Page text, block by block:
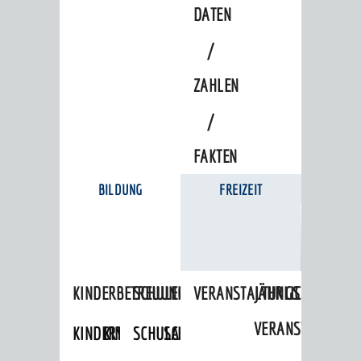
DATEN
/
ZAHLEN
/
FAKTEN
BILDUNG
KINDERBETREUUNG
KINDERTAGESPFLEGE
KINDERKRIPPEN
SCHULEN
SCHULARTEN
SCHULVERWALTUNG
FREIZEIT
VERANSTALTUNGSKALENDER
JÄHRLICHE